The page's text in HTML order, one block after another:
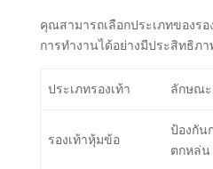
รองเท้าสำหรับงานก่อสร้าง
คุณสามารถเลือกประเภทของร